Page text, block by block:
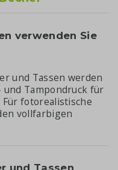
verwenden Sie
und Tassen werden
Tampondruck für
fotorealistische
vollfarbigen